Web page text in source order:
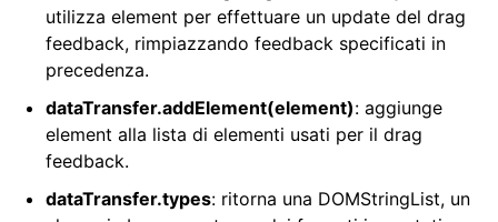
utilizza element per effettuare un update del drag
feedback, rimpiazzando feedback specificati in
precedenza.
dataTransfer.addElement(element): aggiunge
element alla lista di elementi usati per il drag
feedback.
dataTransfer.types: ritorna una DOMStringList, un